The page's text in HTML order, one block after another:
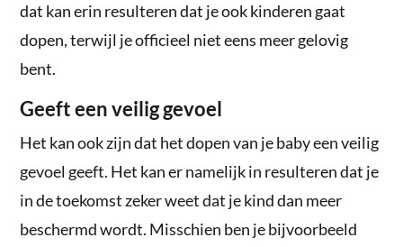
dat kan erin resulteren dat je ook kinderen gaat
dopen, terwijl je officieel niet eens meer gelovig
bent.
Geeft een veilig gevoel
Het kan ook zijn dat het dopen van je baby een veilig
gevoel geeft. Het kan er namelijk in resulteren dat je
in de toekomst zeker weet dat je kind dan meer
beschermd wordt. Misschien ben je bijvoorbeeld